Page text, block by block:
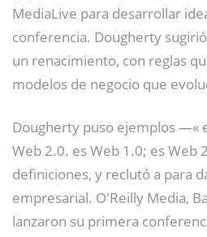
MediaLive para desarrollar
conferencia. Dougherty
un renacimiento, con reglas
modelos de negocio que
Dougherty puso ejemplos —«
Web 2.0. es Web 1.0; es Web
definiciones, y reclutó a para
empresarial. O'Reilly Media,
lanzaron su primera